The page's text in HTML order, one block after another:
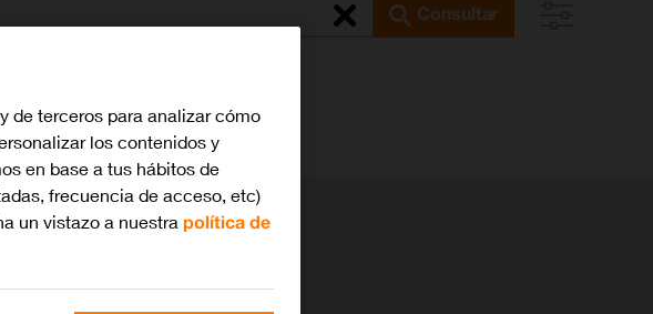
Consultar
de terceros para analizar cómo
los contenidos y
en base a tus hábitos de
frecuencia de acceso, etc)
un vistazo a nuestrapolítica de